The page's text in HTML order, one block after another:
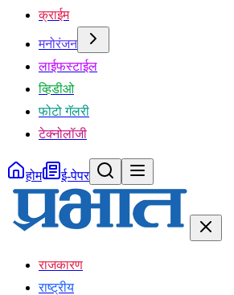
क्राईम
मनोरंजन
लाईफस्टाईल
व्हिडीओ
फोटो गॅलरी
टेक्नोलॉजी
होम ई-पेपर
राजकारण
राष्ट्रीय